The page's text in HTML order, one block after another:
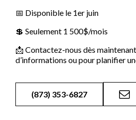
📅 Disponible le 1er juin
💲 Seulement 1 500$/mois
📩 Contactez-nous dès
d’informations ou pour planifier
(873) 353-6827